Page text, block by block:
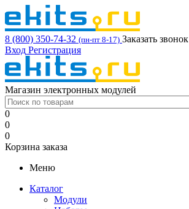
8 (800) 350-74-32 (пн-пт 8-17) Заказать звонок
Вход Регистрация
Магазин электронных модулей
0
0
0
Корзина заказа
Меню
Каталог
Модули